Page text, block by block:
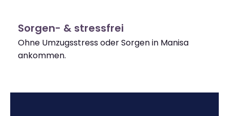
Sorgen- & stressfrei
Ohne Umzugsstress oder Sorgen in Manisa
ankommen.